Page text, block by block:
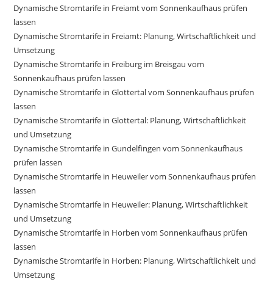
Dynamische Stromtarife in Freiamt vom Sonnenkaufhaus prüfen
lassen
Dynamische Stromtarife in Freiamt: Planung, Wirtschaftlichkeit und
Umsetzung
Dynamische Stromtarife in Freiburg im Breisgau vom
Sonnenkaufhaus prüfen lassen
Dynamische Stromtarife in Glottertal vom Sonnenkaufhaus prüfen
lassen
Dynamische Stromtarife in Glottertal: Planung, Wirtschaftlichkeit
und Umsetzung
Dynamische Stromtarife in Gundelfingen vom Sonnenkaufhaus
prüfen lassen
Dynamische Stromtarife in Heuweiler vom Sonnenkaufhaus prüfen
lassen
Dynamische Stromtarife in Heuweiler: Planung, Wirtschaftlichkeit
und Umsetzung
Dynamische Stromtarife in Horben vom Sonnenkaufhaus prüfen
lassen
Dynamische Stromtarife in Horben: Planung, Wirtschaftlichkeit und
Umsetzung